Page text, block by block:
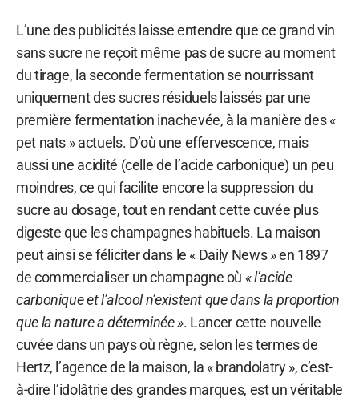
L’une des publicités laisse entendre que ce grand vin
sans sucre ne reçoit même pas de sucre au moment
du tirage, la seconde fermentation se nourrissant
uniquement des sucres résiduels laissés par une
première fermentation inachevée, à la manière des «
pet nats » actuels. D’où une effervescence, mais
aussi une acidité (celle de l’acide carbonique) un peu
moindres, ce qui facilite encore la suppression du
sucre au dosage, tout en rendant cette cuvée plus
digeste que les champagnes habituels. La maison
peut ainsi se féliciter dans le « Daily News » en 1897
de commercialiser un champagne où « l’acide
carbonique et l’alcool n’existent que dans la proportion
que la nature a déterminée ». Lancer cette nouvelle
cuvée dans un pays où règne, selon les termes de
Hertz, l’agence de la maison, la « brandolatry », c’est-
à-dire l’idolâtrie des grandes marques, est un véritable